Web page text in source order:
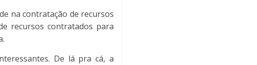
na contratação de recursos
recursos contratados para
De lá pra cá, a